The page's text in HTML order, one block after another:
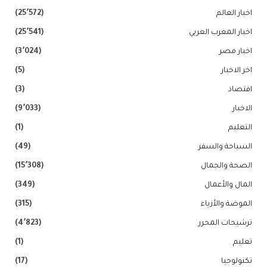
اخبار العالم (25٬572)
اخبار المغرب العربي (25٬541)
اخبار مصر (3٬024)
اخر الاخبار (5)
اقتصاد (3)
الاخبار (9٬033)
التعليم (1)
السياحة والسفر (49)
الصحة والجمال (15٬308)
المال والأعمال (349)
الموضة والأزياء (315)
ترشيحات المحرر (4٬823)
تعليم (1)
تكنولوجيا (17)